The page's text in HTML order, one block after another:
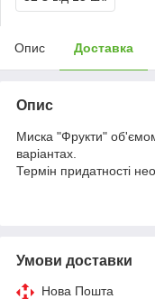
Опис Доставка
Опис
Миска "Фрукти"
варіантах.
Термін придатності
Умови доставки
Нова Пошта